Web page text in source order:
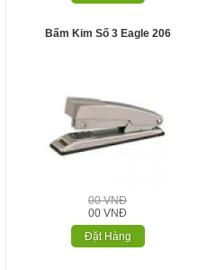
Bấm Kim Số 3 Eagle 206
00 VNĐ
00 VNĐ
Đặt Hàng